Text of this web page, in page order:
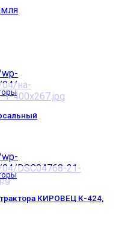
КИРОВЕЦ К-424,